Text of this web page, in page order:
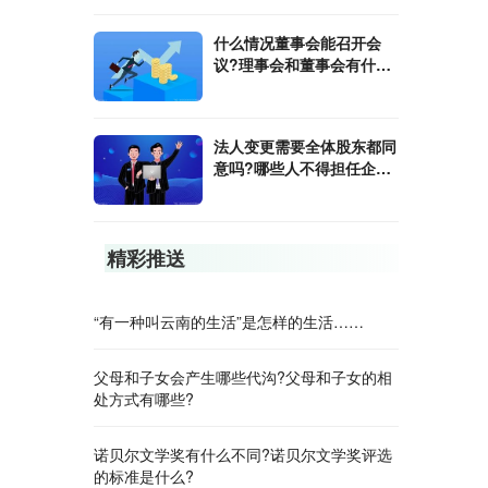
什么情况董事会能召开会
议?理事会和董事会有什么
法人变更需要全体股东都同
意吗?哪些人不得担任企业
精彩推送
“有一种叫云南的生活”是怎样的生活……
父母和子女会产生哪些代沟?父母和子女的相
处方式有哪些?
诺贝尔文学奖有什么不同?诺贝尔文学奖评选
的标准是什么?